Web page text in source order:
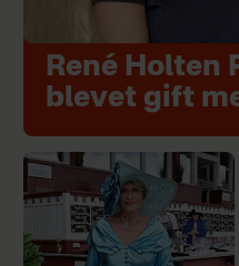
René Holten
blevet gift